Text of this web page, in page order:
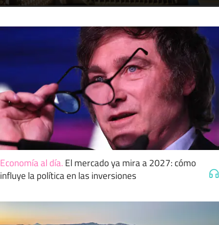
Economía al día. El mercado ya mira a 2027: cómo
influye la política en las inversiones